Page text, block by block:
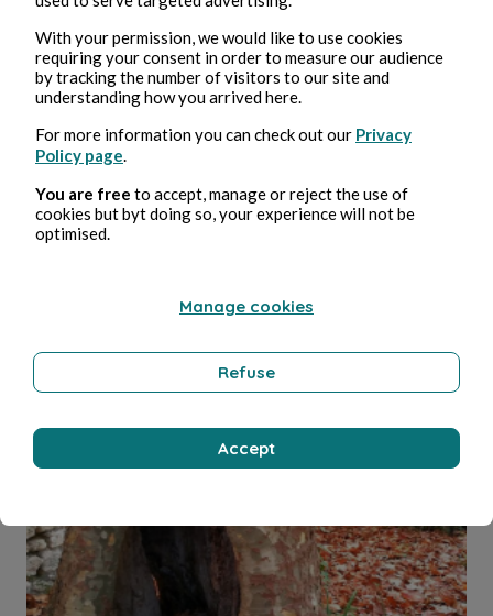
Auteurs Confinés
Nov 6, 2020
With your permission, we would like to use cookies
requiring your consent in order to measure our audience
by tracking the number of visitors to our site and
understanding how you arrived here.
For more information you can check out our Privacy
Policy page
You are free to accept, manage or reject the use of
cookies but byt doing so, your experience will not be
optimised.
Manage cookies
Refuse
Accept